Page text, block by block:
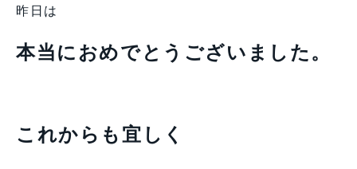
昨日は
本当におめでとうございました。
これからも宜しく